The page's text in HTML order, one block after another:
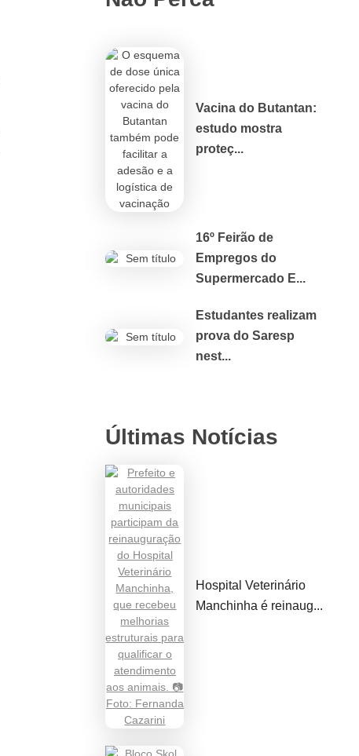
Vacina do Butantan:
estudo mostra
proteç...
16º Feirão de
Empregos do
Supermercado E...
Estudantes realizam
prova do Saresp
nest...
Últimas Notícias
Hospital Veterinário
Manchinha é reinaug...